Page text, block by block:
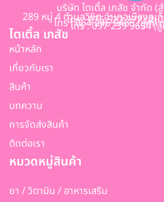
บริษัท ไตเติ้ล เภสัช จำกัด (
289 หมู่ 4 ตำบลวิชิต อำเภอเมืองภู
โทร : 076 522 277 (สำ
โทร : 064 246 9465 (ลูกค้
โทร : 097 239 9654 (
ไตเติ้ล เภสัช
หน้าหลัก
เกี่ยวกับเรา
สินค้า
บทความ
การจัดส่งสินค้า
ติดต่อเรา
หมวดหมู่สินค้า
ยา / วิตามิน / อาหารเสริม